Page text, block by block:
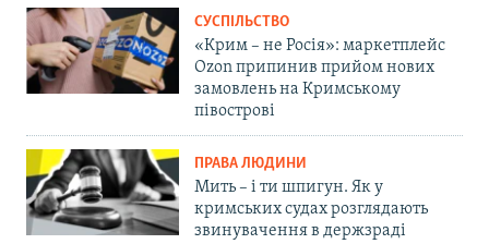
СУСПІЛЬСТВО
«Крим – не Росія»: маркетплейс
Ozon припинив прийом нових
замовлень на Кримському
півострові
ПРАВА ЛЮДИНИ
Мить – і ти шпигун. Як у
кримських судах розглядають
звинувачення в держзраді